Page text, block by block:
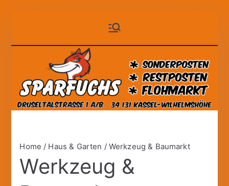
springen
Sparfuchs
– Kassel
Home / Haus & Garten / Werkzeug & Baumarkt
Werkzeug &